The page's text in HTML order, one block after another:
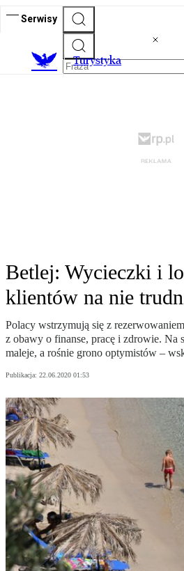
Serwisy
Turystyka
Betlej: Wycieczki i
klientów na nie
Polacy wstrzymują się z
z obawy o finanse, pracę i zdrowie. Na
maleje, a rośnie grono optymistów –
Publikacja: 22.06.2020 01:53